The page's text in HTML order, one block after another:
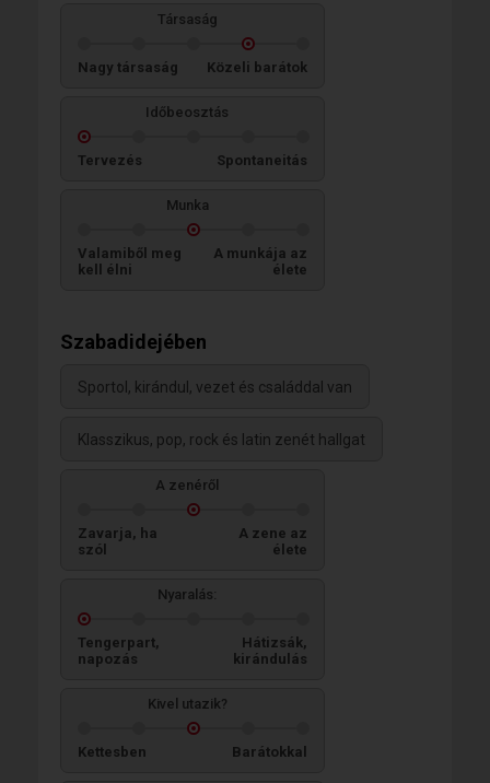
Társaság
Nagy társaság Közeli barátok
Időbeosztás
Tervezés Spontaneitás
Munka
Valamiből meg
kell élni
A munkája az
élete
Szabadidejében
Sportol, kirándul, vezet és családdal van
Klasszikus, pop, rock és latin zenét hallgat
A zenéről
Zavarja, ha
szól
A zene az
élete
Nyaralás:
Tengerpart,
napozás
Hátizsák,
kirándulás
Kivel utazik?
Kettesben Barátokkal